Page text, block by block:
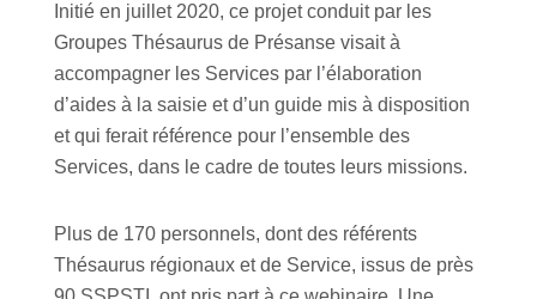
Initié en juillet 2020, ce projet conduit par les
Groupes Thésaurus de Présanse visait à
accompagner les Services par l’élaboration
d’aides à la saisie et d’un guide mis à disposition
et qui ferait référence pour l’ensemble des
Services, dans le cadre de toutes leurs missions.
Plus de 170 personnels, dont des référents
Thésaurus régionaux et de Service, issus de près